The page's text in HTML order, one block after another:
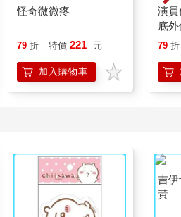
外，有座小樓是英國詩人濟慈與雪
為除開倫敦的濕氣，被家人送來義
嚴重的是心病，當時他熱戀鄰居的
一年便死在這棟小樓內，才二十五
於濟慈的詩愈來愈受好評，於是有
一九三七年芬妮寫給濟慈的三十一
才看出來芬妮並非如此無情。
怪奇微微疼
79 折 特價 221 元
加入購物車
演
底
79 折